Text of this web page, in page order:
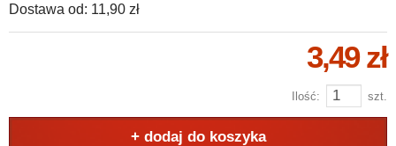
Dostawa od: 11,90 zł
3,49 zł
Ilość: szt.
+ dodaj do koszyka